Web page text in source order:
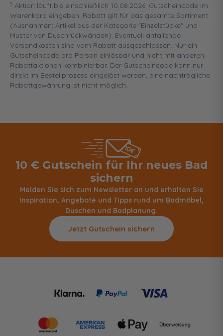
5 Aktion läuft bis einschließlich 10.08.2026. Gutscheincode im
Warenkorb eingeben. Rabatt gilt für das gesamte Sortiment
(Ausnahmen: Artikel aus der Kategorie "Einzelstücke" und
Muster von Duschrückwänden). Eventuell anfallende
Versandkosten sind vom Rabatt ausgeschlossen. Nur ein
Gutscheincode pro Person einlösbar und nicht mit anderen
Rabattaktionen kombinierbar. Der Gutscheincode kann nur
direkt im Bestellprozess eingelöst werden, eine nachträgliche
Rabattgewährung ist nicht möglich.
10 € Gutschein für Ihr neues Bad
sichern
Melden Sie sich zum Newsletter an und erhalten Sie
Inspiration, Angebote und Tipps rund um Badmöbel,
Duschen und Badplanung.
Jetzt Gutschein sichern